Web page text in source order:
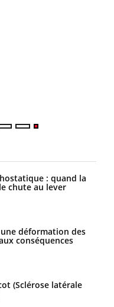
: quand la
chute au lever
déformation des
conséquences
(Sclérose latérale